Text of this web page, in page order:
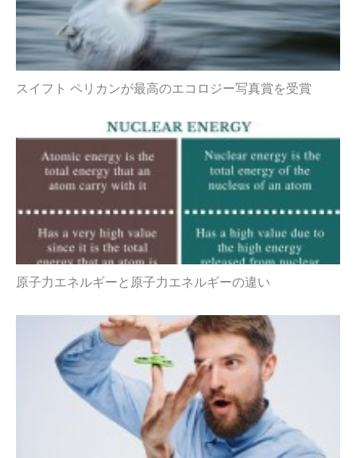
スイフト ペリカンが最高のエコロジー写真賞を受賞
原子力エネルギーと原子力エネルギーの違い